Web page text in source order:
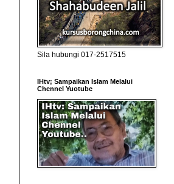
Sila hubungi 017-2517515
IHtv; Sampaikan Islam Melalui
Chennel Yuotube